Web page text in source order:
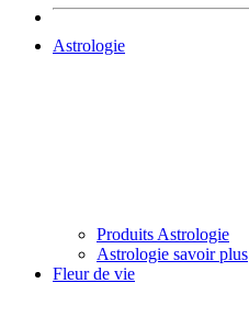
Astrologie
Produits Astrologie
Astrologie savoir plus
Fleur de vie